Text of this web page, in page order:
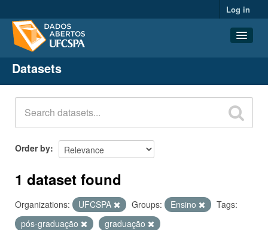
Log in
Datasets
Organizations
Groups
About
Datasets
Order by
1 dataset found
Organizations: UFCSPA Groups: Ensino
Tags:
pós-graduação
graduação